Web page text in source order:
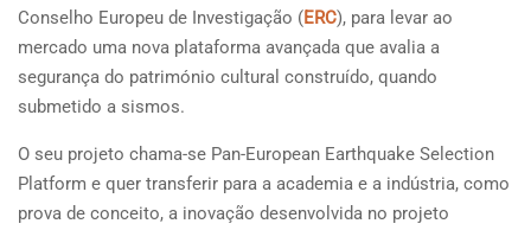
Conselho Europeu de Investigação (ERC), para levar ao
mercado uma nova plataforma avançada que avalia a
segurança do património cultural construído, quando
submetido a sismos.
O seu projeto chama-se Pan-European Earthquake Selection
Platform e quer transferir para a academia e a indústria, como
prova de conceito, a inovação desenvolvida no projeto